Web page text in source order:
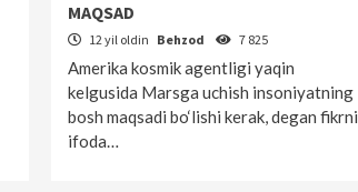
MAQSAD
12 yil oldin Behzod 7 825
Amerika kosmik agentligi yaqin
kelgusida Marsga uchish insoniyatning
bosh maqsadi bo‘lishi kerak, degan fikrni
ifoda…